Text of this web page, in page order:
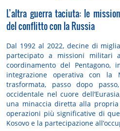
L’altra guerra taciuta: le
del conflitto con la Russia
Dal 1992 al 2022, decine di
partecipato a missioni militari
coordinamento del Pentagono,
integrazione operativa con la
trasformata, passo dopo
occidentale nel cuore
una minaccia diretta alla
operazioni più significative di
Kosovo e la partecipazione